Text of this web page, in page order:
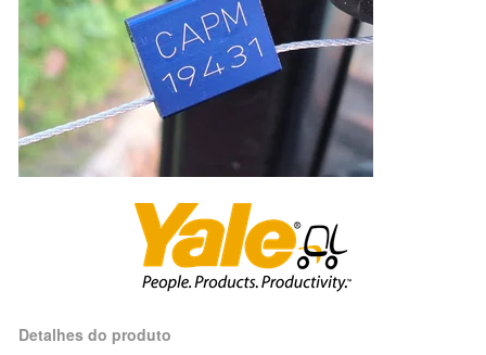
Detalhes do produto